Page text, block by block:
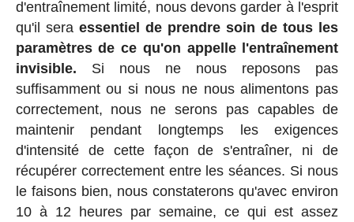
d'entraînement limité, nous devons garder à l'esprit
qu'il sera essentiel de prendre soin de tous les
paramètres de ce qu'on appelle l'entraînement
invisible. Si nous ne nous reposons pas
suffisamment ou si nous ne nous alimentons pas
correctement, nous ne serons pas capables de
maintenir pendant longtemps les exigences
d'intensité de cette façon de s'entraîner, ni de
récupérer correctement entre les séances. Si nous
le faisons bien, nous constaterons qu'avec environ
10 à 12 heures par semaine, ce qui est assez